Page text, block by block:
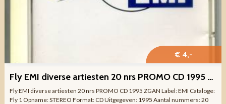
€ 4,-
Fly EMI diverse artiesten 20 nrs PROMO CD 1995 ZGAN
Fly EMI diverse artiesten 20 nrs PROMO CD 1995 ZGAN Label: EMI Cataloge:
Fly 1 Opname: STEREO Format: CD Uitgegeven: 1995 Aantal nummers: 20